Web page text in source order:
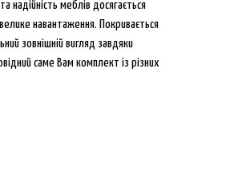
надійність меблів досягається
навантаження. Покривається
зовнішній вигляд завдяки
саме Вам комплект із різних